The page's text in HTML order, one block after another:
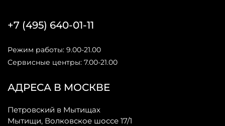
АДРЕСА В МОСКВЕ
Петровский в Мытищах
Мытищи, Волковское шоссе 17/1
+7 (495) 640-01-11
Режим работы: 9.00-21.00
Сервисные центры: 7.00-21.00